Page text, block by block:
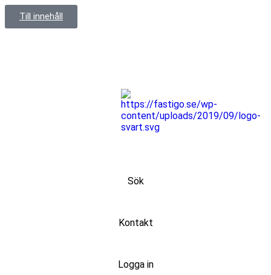
Till innehåll
Sök
Kontakt
Logga in